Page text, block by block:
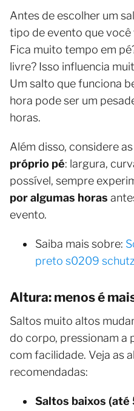
Antes de escolher um
tipo de evento que
Fica muito tempo em
livre? Isso influencia
Um salto que funciona
hora pode ser um
horas.
Além disso, considere as
próprio pé: largura,
possível, sempre
por algumas horas
evento.
Saiba mais sobre:
preto s0209 schutz
Altura: menos é
Saltos muito altos
do corpo, pressionam a
com facilidade. Veja as
recomendadas:
Saltos baixos (até